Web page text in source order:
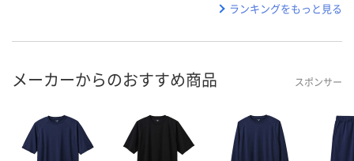
ランキングをもっと見る
メーカーからのおすすめ商品 スポンサー